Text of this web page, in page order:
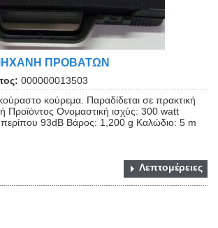
ΠΡΟΒΑΤΩΝ
000000013503
κούρεμα. Παραδίδεται σε πρακτική
Προϊόντος Ονομαστική ισχύς: 300 watt
93dB Βάρος: 1,200 g Καλώδιο: 5 m
Λεπτομέρειες